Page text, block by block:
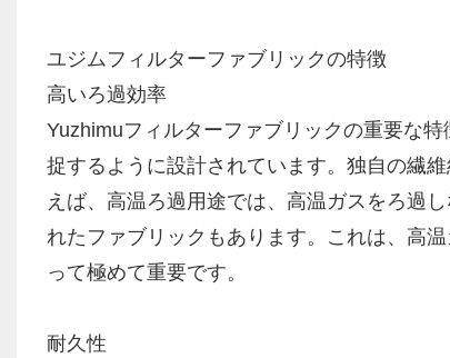
ユジムフィルターファブリックの特徴
高いろ過効率
Yuzhimuフィルターファブリックの重要な
捉するように設計されています。独自の繊
えば、高温ろ過用途では、高温ガスをろ過
れたファブリックもあります。これは、高
って極めて重要です。
耐久性